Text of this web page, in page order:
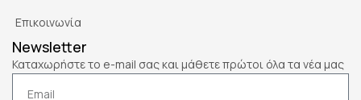
Επικοινωνία
Newsletter
Καταχωρήστε το e-mail σας και μάθετε πρώτοι όλα τα νέα μας